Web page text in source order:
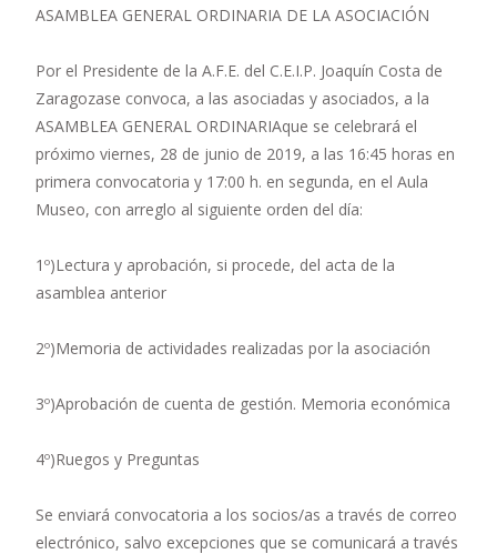
ASAMBLEA GENERAL ORDINARIA DE LA ASOCIACIÓN
Por el Presidente de la A.F.E. del C.E.I.P. Joaquín Costa de
Zaragozase convoca, a las asociadas y asociados, a la
ASAMBLEA GENERAL ORDINARIAque se celebrará el
próximo viernes, 28 de junio de 2019, a las 16:45 horas en
primera convocatoria y 17:00 h. en segunda, en el Aula
Museo, con arreglo al siguiente orden del día:
1º)Lectura y aprobación, si procede, del acta de la
asamblea anterior
2º)Memoria de actividades realizadas por la asociación
3º)Aprobación de cuenta de gestión. Memoria económica
4º)Ruegos y Preguntas
Se enviará convocatoria a los socios/as a través de correo
electrónico, salvo excepciones que se comunicará a través